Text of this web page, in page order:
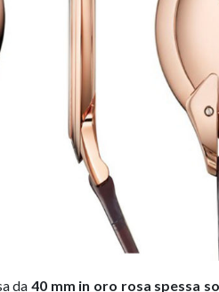
da40 mm in oro rosa spessa